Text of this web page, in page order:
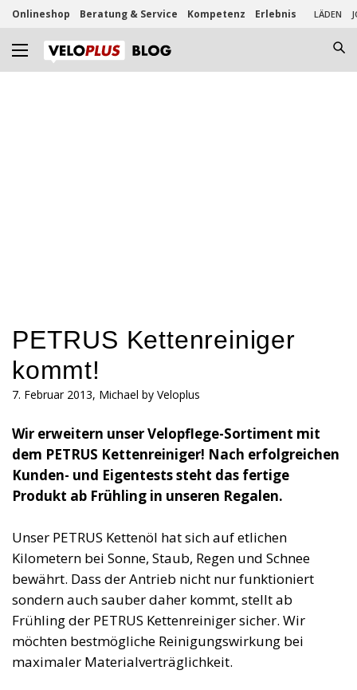
Onlineshop Beratung & Service Kompetenz Erlebnis LÄDEN
PETRUS Kettenreiniger
kommt!
7. Februar 2013, Michael by Veloplus
Wir erweitern unser Velopflege-Sortiment mit
dem PETRUS Kettenreiniger! Nach erfolgreichen
Kunden- und Eigentests steht das fertige
Produkt ab Frühling in unseren Regalen.
Unser PETRUS Kettenöl hat sich auf etlichen
Kilometern bei Sonne, Staub, Regen und Schnee
bewährt. Dass der Antrieb nicht nur funktioniert
sondern auch sauber daher kommt, stellt ab
Frühling der PETRUS Kettenreiniger sicher. Wir
möchten bestmögliche Reinigungswirkung bei
maximaler Materialverträglichkeit.